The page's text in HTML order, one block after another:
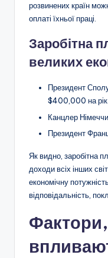
розвинених країн
оплаті їхньої праці.
Заробітна
великих
Президент
$400,000 на рік.
Канцлер
Президент
Як видно, заробітна
доходи всіх інших
економічну
відповідальність,